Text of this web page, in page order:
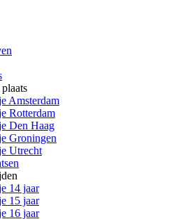
Amsterdam
Rotterdam
Den Haag
Groningen
Utrecht
14 jaar
15 jaar
16 jaar